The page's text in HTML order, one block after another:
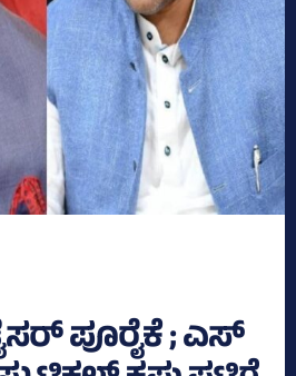
ಪೂರೈಕೆ ; ಎಸ್‌